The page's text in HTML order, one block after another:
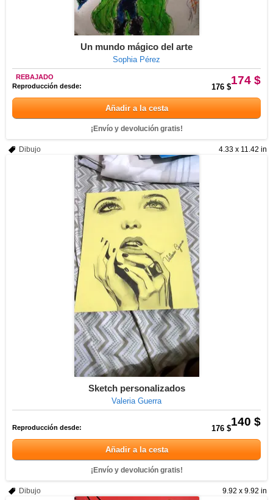
Un mundo mágico del arte
Sophia Pérez
174 $
REBAJADO
Reproducción desde:
176 $
Añadir a la cesta
¡Envío y devolución gratis!
4.33 x 11.42 in
Dibujo
Sketch personalizados
Valeria Guerra
140 $
Reproducción desde: 176 $
Añadir a la cesta
¡Envío y devolución gratis!
9.92 x 9.92 in
Dibujo